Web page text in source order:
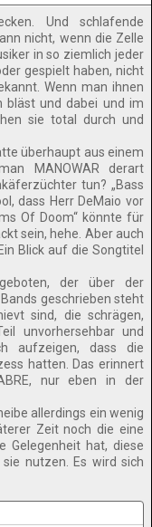
Und schlafende
nicht, wenn die Zelle
in so ziemlich jeder
gespielt haben, nicht
Wenn man ihnen
bläst und dabei und im
sie total durch und
überhaupt aus einem
MANOWAR derart
tun? „Bass
dass Herr DeMaio vor
Of Doom“ könnte für
sein, hehe. Aber auch
Blick auf die Songtitel
der über der
geschrieben steht
sind, die schrägen,
unvorhersehbar und
aufzeigen, dass die
hatten. Das erinnert
nur eben in der
allerdings ein wenig
Zeit noch die eine
Gelegenheit hat, diese
nutzen. Es wird sich